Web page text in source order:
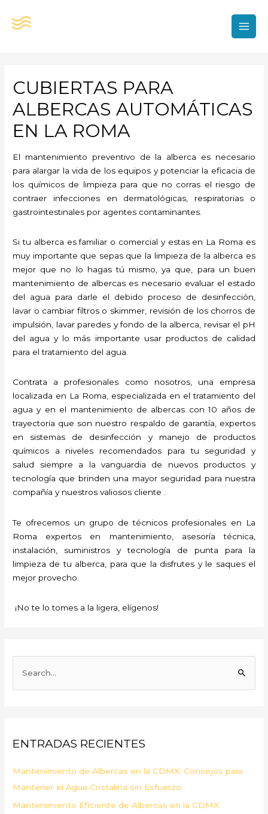
CUBIERTAS PARA
ALBERCAS AUTOMÁTICAS
EN LA ROMA
El mantenimiento preventivo de la alberca es necesario
para alargar la vida de los equipos y potenciar la eficacia de
los químicos de limpieza para que no corras el riesgo de
contraer infecciones en dermatológicas, respiratorias o
gastrointestinales por agentes contaminantes.
Si tu alberca es familiar o comercial y estas en La Roma es
muy importante que sepas que la limpieza de la alberca es
mejor que no lo hagas tú mismo, ya que, para un buen
mantenimiento de albercas es necesario evaluar el estado
del agua para darle el debido proceso de desinfección,
lavar o cambiar filtros o skimmer, revisión de los chorros de
impulsión, lavar paredes y fondo de la alberca, revisar el pH
del agua y lo más importante usar productos de calidad
para el tratamiento del agua.
Contrata a profesionales como nosotros, una empresa
localizada en La Roma, especializada en el tratamiento del
agua y en el mantenimiento de albercas con 10 años de
trayectoria que son nuestro respaldo de garantía, expertos
en sistemas de desinfección y manejo de productos
químicos a niveles recomendados para tu seguridad y
salud siempre a la vanguardia de nuevos productos y
tecnología que brinden una mayor seguridad para nuestra
compañía y nuestros valiosos cliente .
Te ofrecemos un grupo de técnicos profesionales en La
Roma expertos en mantenimiento, asesoría técnica,
instalación, suministros y tecnología de punta para la
limpieza de tu alberca, para que la disfrutes y le saques el
mejor provecho.
¡No te lo tomes a la ligera, elígenos!
r
o
r
:
ENTRADAS RECIENTES
Mantenimiento de Albercas en la CDMX: Consejos para
Mantener el Agua Cristalina sin Esfuerzo
Mantenimiento Eficiente de Albercas en la CDMX: